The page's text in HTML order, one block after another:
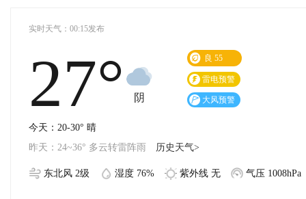
实时天气：00:15发布
27° 阴
良 55
雷电预警
大风预警
今天：20-30° 晴
昨天：24~36° 多云转雷阵雨
历史天气>
东北风 2级 湿度 76% 紫外线 无 气压 1008hPa